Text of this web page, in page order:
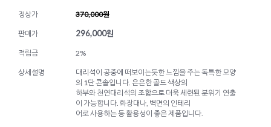
정상가 370,000원
판매가 296,000원
적립금 2%
상세설명
대리석이 공중에 떠보이는듯한 느낌을 주는 독특한 모양
의 1단 콘솔입니다. 은은한 골드 색상의
하부와 천연대리석의 조합으로 더욱 세련된 분위기 연출
이 가능합니다. 화장대나, 벽면의 인테리
어로 사용하는 등 활용성이 좋은 제품입니다.